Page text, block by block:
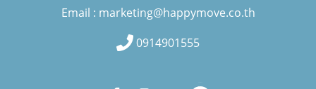
Email : marketing@happymove.co.th
0914901555